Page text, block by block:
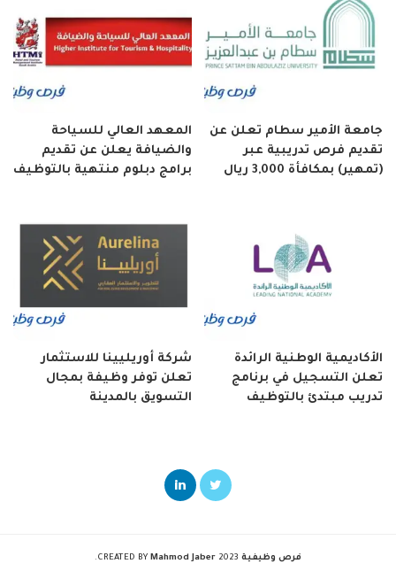
جامعة الأمير سطام تعلن عن
تقديم فرص تدريبية عبر
(تمهير) بمكافأة 3,000 ريال
المعهد العالي للسياحة
والضيافة يعلن عن تقديم
برامج دبلوم منتهية بالتوظيف
الأكاديمية الوطنية الرائدة
تعلن التسجيل في برنامج
تدريب مبتدئ بالتوظيف
شركة أوريليينا للاستثمار
تعلن توفر وظيفة بمجال
التسويق بالمدينة
فرص وظيفية 2023 CREATED BY
Mahmod Jaber
.